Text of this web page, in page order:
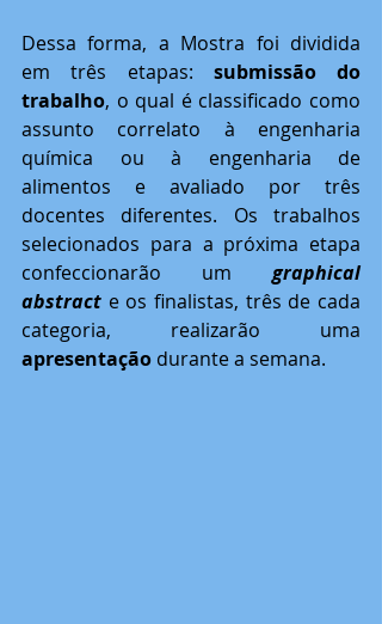
Dessa forma, a Mostra foi dividida
em três etapas: submissão do
trabalho, o qual é classificado como
assunto correlato à engenharia
química ou à engenharia de
alimentos e avaliado por três
docentes diferentes. Os trabalhos
selecionados para a próxima etapa
confeccionarão um graphical
abstract e os finalistas, três de cada
apresentação durante a semana.